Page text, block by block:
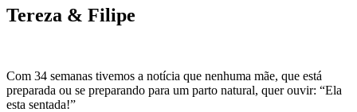
Tereza & Filipe
Com 34 semanas tivemos a notícia que nenhuma mãe, que está
preparada ou se preparando para um parto natural, quer ouvir: “Ela
esta sentada!”